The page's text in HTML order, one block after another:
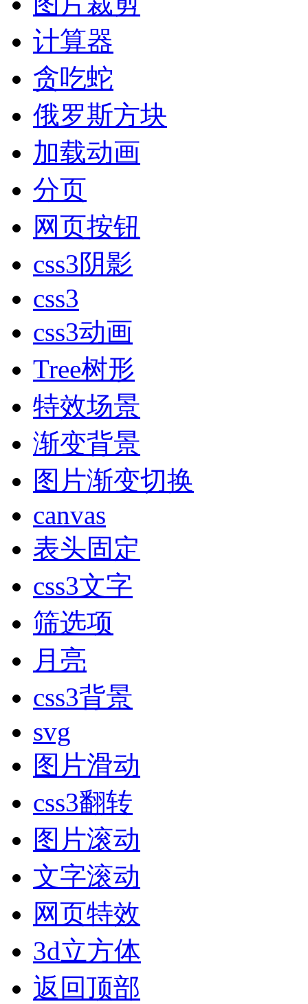
计算器
贪吃蛇
俄罗斯方块
加载动画
分页
网页按钮
css3阴影
css3
css3动画
Tree树形
特效场景
渐变背景
图片渐变切换
canvas
表头固定
css3文字
筛选项
月亮
css3背景
svg
图片滑动
css3翻转
图片滚动
文字滚动
网页特效
3d立方体
返回顶部